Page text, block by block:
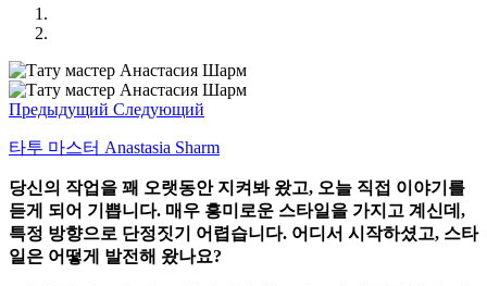
Предыдущий Следующий
타투 마스터 Anastasia Sharm
당신의 작업을 꽤 오랫동안 지켜봐 왔고, 오늘 직접 이야기를
듣게 되어 기쁩니다. 매우 흥미로운 스타일을 가지고 계신데,
특정 방향으로 단정짓기 어렵습니다. 어디서 시작하셨고, 스타
일은 어떻게 발전해 왔나요?